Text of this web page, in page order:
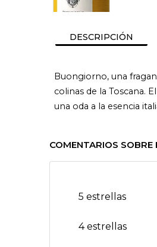
DESCRIPCIÓN
Buongiorno, una
colinas de la Toscana.
una oda a la esencia
COMENTARIOS SOBRE
5 estrellas
4 estrellas